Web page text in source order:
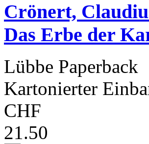
Crönert,
Das Erbe der
Lübbe Paperback
Kartonierter
CHF
21.50